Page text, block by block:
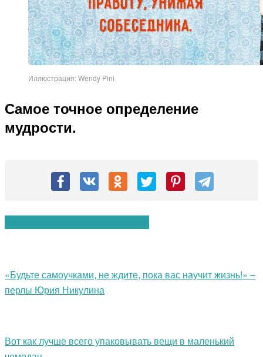
Иллюстрация: Wendy Pini
Самое точное определение
мудрости.
«Будьте самоучками, не ждите, пока вас научит жизнь!» –
перлы Юрия Никулина
Вот как лучше всего упаковывать вещи в маленький